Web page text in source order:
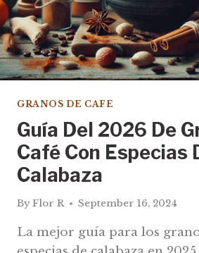
GRANOS DE CAFE
Guía Del 2026 De
Café Con Especias
Calabaza
ByFlor R September 16, 2024
La mejor guía para los